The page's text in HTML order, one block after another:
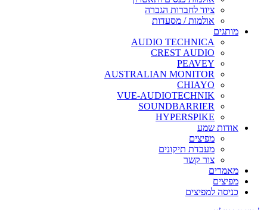
ציוד לחברות הגברה
אולמות / מסעדות
מותגים
AUDIO TECHNICA
CREST AUDIO
PEAVEY
AUSTRALIAN MONITOR
CHIAYO
VUE-AUDIOTECHNIK
SOUNDBARRIER
HYPERSPIKE
אודות שמע
מפיצים
מעבדת תיקונים
צור קשר
מאמרים
מפיצים
כניסה למפיצים